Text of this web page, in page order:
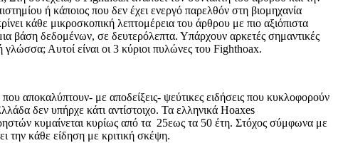
ή κάποιος που δεν έχει ενεργό παρελθόν στη βιομηχανία
κάθε μικροσκοπική λεπτομέρεια του άρθρου με πιο αξιόπιστα
βάση δεδομένων, σε δευτερόλεπτα. Υπάρχουν αρκετές σημαντικές
Αυτοί είναι οι 3 κύριοι πυλώνες του Fighthoax.
αποκαλύπτουν- με αποδείξεις- ψεύτικες ειδήσεις που κυκλοφορούν
δεν υπήρχε κάτι αντίστοιχο. Τα ελληνικά Hoaxes
κυμαίνεται κυρίως από τα 25εως τα 50 έτη. Στόχος σύμφωνα με
την κάθε είδηση με κριτική σκέψη.